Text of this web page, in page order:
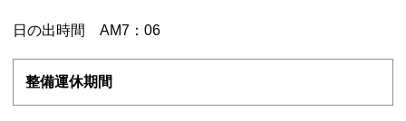
日の出時間 AM7：06
整備運休期間